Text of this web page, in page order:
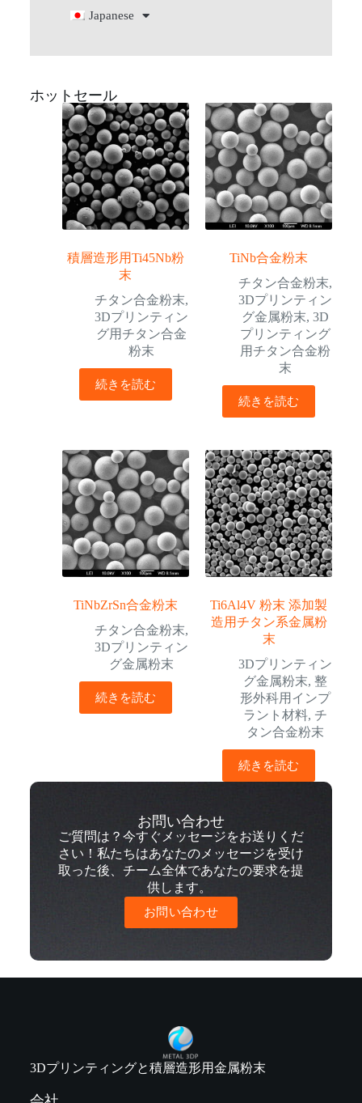
Japanese
ホットセール
積層造形用Ti45Nb粉
末
チタン合金粉末,
3Dプリンティン
グ用チタン合金
粉末
続きを読む
TiNb合金粉末
チタン合金粉末,
3Dプリンティン
グ金属粉末, 3D
プリンティング
用チタン合金粉
末
続きを読む
TiNbZrSn合金粉末
チタン合金粉末,
3Dプリンティン
グ金属粉末
続きを読む
Ti6Al4V 粉末 添加製
造用チタン系金属粉
末
3Dプリンティン
グ金属粉末, 整
形外科用インプ
ラント材料, チ
タン合金粉末
続きを読む
お問い合わせ
ご質問は？今すぐメッセージをお送りくだ
さい！私たちはあなたのメッセージを受け
取った後、チーム全体であなたの要求を提
供します。
お問い合わせ
3Dプリンティングと積層造形用金属粉末